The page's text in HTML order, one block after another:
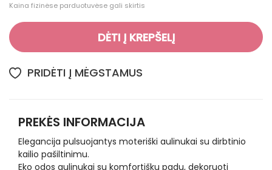
Kaina fizinėse parduotuvėse gali skirtis
DĖTI Į KREPŠELĮ
PRIDĖTI Į MĖGSTAMUS
PREKĖS INFORMACIJA
Elegancija pulsuojantys moteriški aulinukai su dirbtinio
kailio pašiltinimu.
Eko odos aulinukai su komfortišku padu, dekoruoti